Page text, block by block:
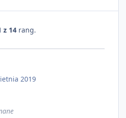
z 14 rang.
2019